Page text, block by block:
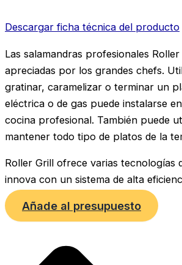
Descargar ficha técnica del producto
Las salamandras profesionales
apreciadas por los grandes chefs.
gratinar, caramelizar o terminar un
eléctrica o de gas puede instalarse
cocina profesional. También puede
mantener todo tipo de platos de la
Roller Grill ofrece varias tecnologías
innova con un sistema de alta
Añade al presupuesto